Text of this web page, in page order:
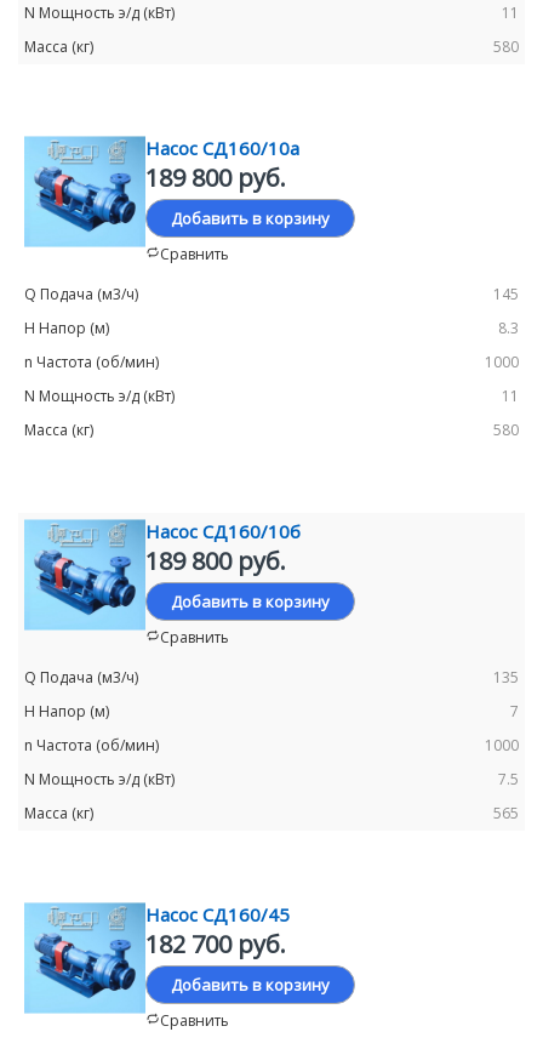
11
580
Насос СД160/10а
189 800 руб.
Добавить в корзину
Сравнить
145
8.3
1000
11
580
Насос СД160/10б
189 800 руб.
Добавить в корзину
Сравнить
135
7
1000
7.5
565
Насос СД160/45
182 700 руб.
Добавить в корзину
Сравнить